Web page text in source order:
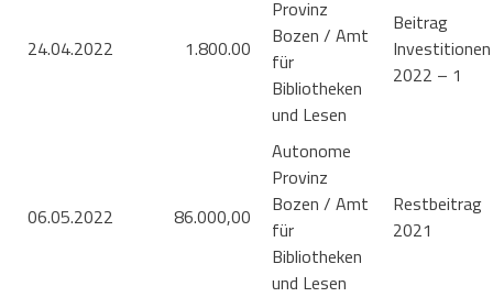
24.04.2022 1.800.00
Provinz
Bozen / Amt
für
Bibliotheken
und Lesen
Beitrag
Investitionen
2022 – 1
06.05.2022 86.000,00
Autonome
Provinz
Bozen / Amt
für
Bibliotheken
und Lesen
Restbeitrag
2021